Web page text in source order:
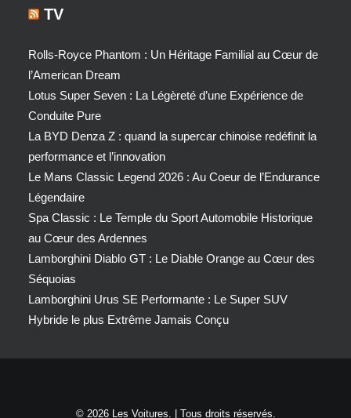
TV
Rolls-Royce Phantom : Un Héritage Familial au Cœur de
l’American Dream
Lotus Super Seven : La Légèreté d’une Expérience de
Conduite Pure
La BYD Denza Z : quand la supercar chinoise redéfinit la
performance et l’innovation
Le Mans Classic Legend 2026 : Au Coeur de l’Endurance
Légendaire
Spa Classic : Le Temple du Sport Automobile Historique
au Cœur des Ardennes
Lamborghini Diablo GT : Le Diable Orange au Cœur des
Séquoias
Lamborghini Urus SE Performante : Le Super SUV
Hybride le plus Extrême Jamais Conçu
© 2026 Les Voitures. | Tous droits réservés.